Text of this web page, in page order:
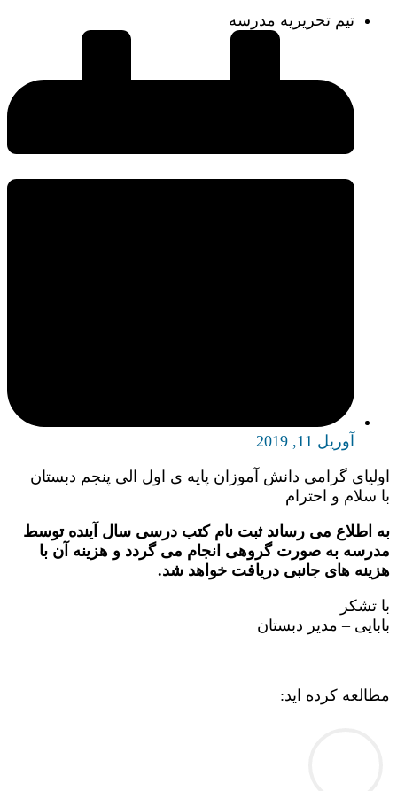
تیم تحریریه مدرسه
آوریل 11, 2019
اولیای گرامی دانش آموزان پایه ی اول الی پنجم دبستان
با سلام و احترام
به اطلاع می رساند ثبت نام کتب درسی سال آینده توسط
مدرسه به صورت گروهی انجام می گردد و هزینه آن با
هزینه های جانبی دریافت خواهد شد.
با تشکر
بابایی – مدیر دبستان
مطالعه کرده اید: